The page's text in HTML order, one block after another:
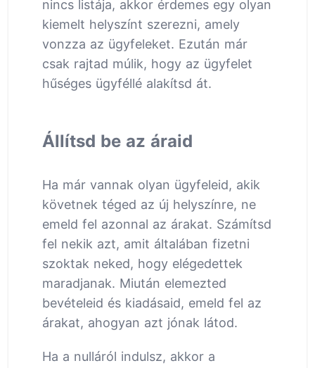
nincs listája, akkor érdemes egy olyan
kiemelt helyszínt szerezni, amely
vonzza az ügyfeleket. Ezután már
csak rajtad múlik, hogy az ügyfelet
hűséges ügyféllé alakítsd át.
Állítsd be az áraid
Ha már vannak olyan ügyfeleid, akik
követnek téged az új helyszínre, ne
emeld fel azonnal az árakat. Számítsd
fel nekik azt, amit általában fizetni
szoktak neked, hogy elégedettek
maradjanak. Miután elemezted
bevételeid és kiadásaid, emeld fel az
árakat, ahogyan azt jónak látod.
Ha a nulláról indulsz, akkor a